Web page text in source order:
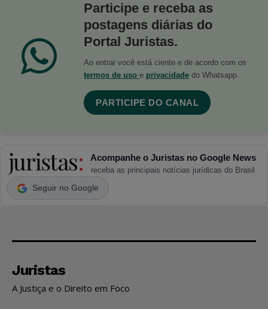
Participe e receba as
postagens diárias do
Portal Juristas.
Ao entrar você está ciente e de acordo com os
termos de uso e privacidade do Whatsapp.
PARTICIPE DO CANAL
Acompanhe o Juristas no Google News
receba as principais notícias jurídicas do Brasil
Seguir no Google
Juristas
A Justiça e o Direito em Foco